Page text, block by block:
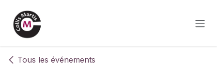
Tous les événements